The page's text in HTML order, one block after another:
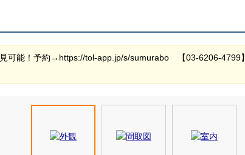
可能！予約→https://tol-app.jp/s/sumurabo 【03-6206-4799】